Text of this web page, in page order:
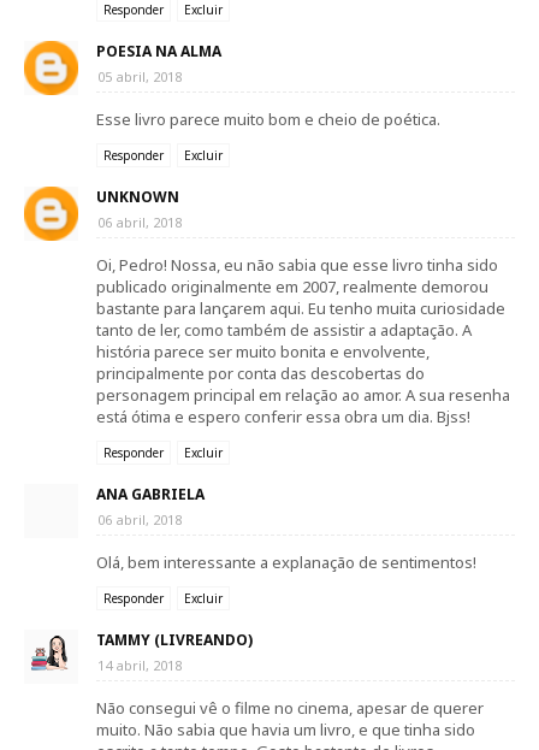
Responder Excluir
POESIA NA ALMA
05 abril, 2018
Esse livro parece muito bom e cheio de poética.
Responder Excluir
UNKNOWN
06 abril, 2018
Oi, Pedro! Nossa, eu não sabia que esse livro tinha sido
publicado originalmente em 2007, realmente demorou
bastante para lançarem aqui. Eu tenho muita curiosidade
tanto de ler, como também de assistir a adaptação. A
história parece ser muito bonita e envolvente,
principalmente por conta das descobertas do
personagem principal em relação ao amor. A sua resenha
está ótima e espero conferir essa obra um dia. Bjss!
Responder Excluir
ANA GABRIELA
06 abril, 2018
Olá, bem interessante a explanação de sentimentos!
Responder Excluir
TAMMY (LIVREANDO)
14 abril, 2018
Não consegui vê o filme no cinema, apesar de querer
muito. Não sabia que havia um livro, e que tinha sido